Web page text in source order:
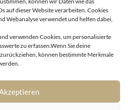
auf dieser Website verarbeiten. Cookies
Webanalyse verwendet und helfen dabei,
verwenden Cookies, um personalisierte
zu erfassen.Wenn Sie deine
können bestimmte Merkmale
Akzeptieren